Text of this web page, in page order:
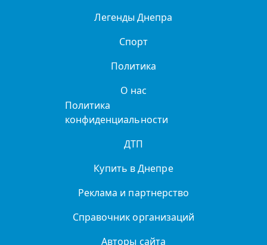
Легенды Днепра
Спорт
Политика
О нас
Политика
конфиденциальности
ДТП
Купить в Днепре
Реклама и партнерство
Справочник организаций
Авторы сайта